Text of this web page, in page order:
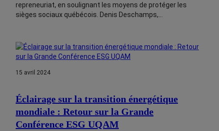
repreneuriat, en soulignant les moyens de protéger les
sièges sociaux québécois. Denis Deschamps,…
15 avril 2024
Éclairage sur la transition énergétique
mondiale : Retour sur la Grande
Conférence ESG UQAM